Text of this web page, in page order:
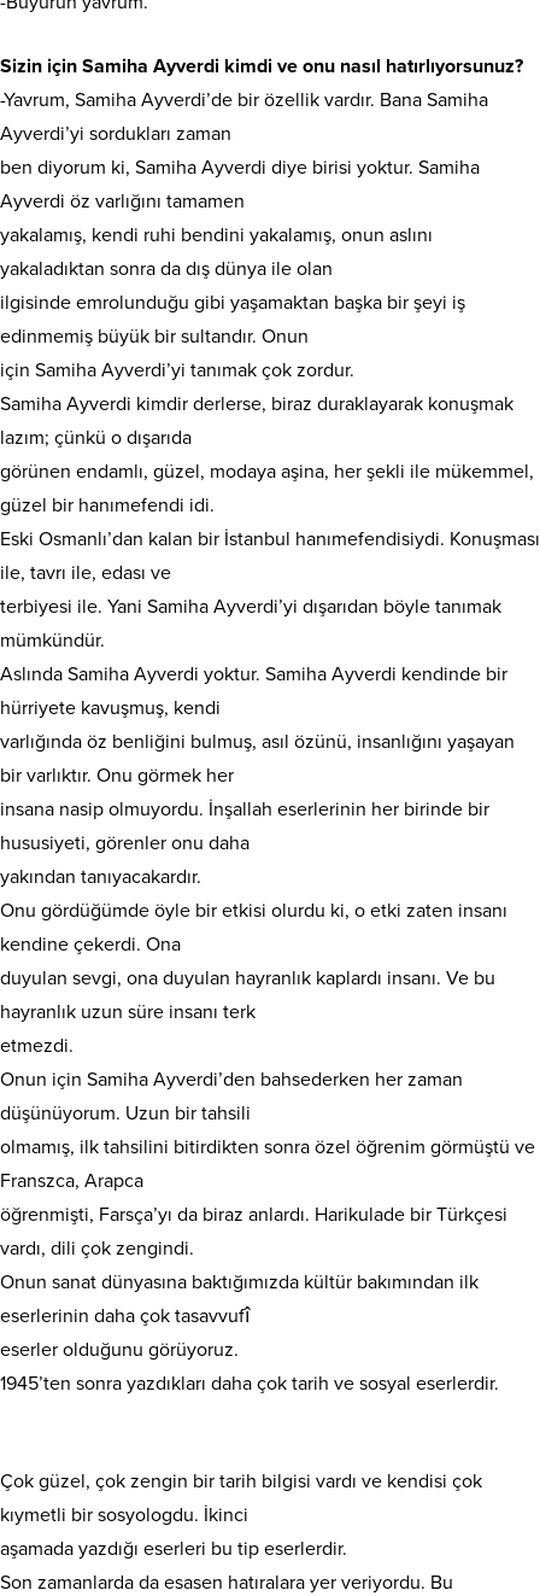
Sizin için Samiha Ayverdi kimdi ve onu nasıl hatırlıyorsunuz?
-Yavrum, Samiha Ayverdi’de bir özellik vardır. Bana Samiha
Ayverdi’yi sordukları zaman
ben diyorum ki, Samiha Ayverdi diye birisi yoktur. Samiha
Ayverdi öz varlığını tamamen
yakalamış, kendi ruhi bendini yakalamış, onun aslını
yakaladıktan sonra da dış dünya ile olan
ilgisinde emrolunduğu gibi yaşamaktan başka bir şeyi iş
edinmemiş büyük bir sultandır. Onun
için Samiha Ayverdi’yi tanımak çok zordur.
Samiha Ayverdi kimdir derlerse, biraz duraklayarak konuşmak
lazım; çünkü o dışarıda
görünen endamlı, güzel, modaya aşina, her şekli ile mükemmel,
güzel bir hanımefendi idi.
Eski Osmanlı’dan kalan bir İstanbul hanımefendisiydi. Konuşması
ile, tavrı ile, edası ve
terbiyesi ile. Yani Samiha Ayverdi’yi dışarıdan böyle tanımak
mümkündür.
Aslında Samiha Ayverdi yoktur. Samiha Ayverdi kendinde bir
hürriyete kavuşmuş, kendi
varlığında öz benliğini bulmuş, asıl özünü, insanlığını yaşayan
bir varlıktır. Onu görmek her
insana nasip olmuyordu. İnşallah eserlerinin her birinde bir
hususiyeti, görenler onu daha
yakından tanıyacakardır.
Onu gördüğümde öyle bir etkisi olurdu ki, o etki zaten insanı
kendine çekerdi. Ona
duyulan sevgi, ona duyulan hayranlık kaplardı insanı. Ve bu
hayranlık uzun süre insanı terk
etmezdi.
Onun için Samiha Ayverdi’den bahsederken her zaman
düşünüyorum. Uzun bir tahsili
olmamış, ilk tahsilini bitirdikten sonra özel öğrenim görmüştü ve
Franszca, Arapca
öğrenmişti, Farsça’yı da biraz anlardı. Harikulade bir Türkçesi
vardı, dili çok zengindi.
Onun sanat dünyasına baktığımızda kültür bakımından ilk
eserlerinin daha çok tasavvufî
eserler olduğunu görüyoruz.
1945’ten sonra yazdıkları daha çok tarih ve sosyal eserlerdir.
Çok güzel, çok zengin bir tarih bilgisi vardı ve kendisi çok
kıymetli bir sosyologdu. İkinci
aşamada yazdığı eserleri bu tip eserlerdir.
Son zamanlarda da esasen hatıralara yer veriyordu. Bu